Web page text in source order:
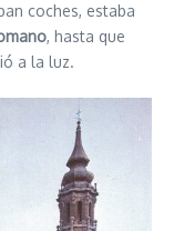
coches, estaba
, hasta que
a la luz.